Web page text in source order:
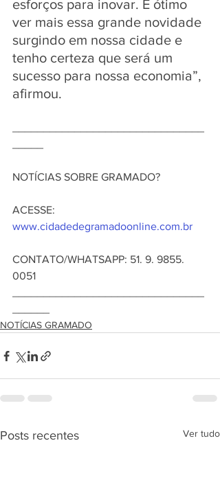
esforços para inovar. É ótimo
ver mais essa grande novidade
surgindo em nossa cidade e
tenho certeza que será um
sucesso para nossa economia”,
afirmou.
NOTÍCIAS SOBRE GRAMADO?
ACESSE:
www.cidadedegramadoonline.com.br
CONTATO/WHATSAPP: 51. 9. 9855.
0051
NOTÍCIAS GRAMADO
Posts recentes Ver tudo